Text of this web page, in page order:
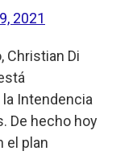
2021
Christian Di
Intendencia
De hecho hoy
el plan